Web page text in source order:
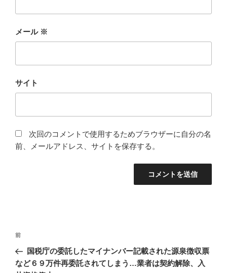
メール ※
サイト
次回のコメントで使用するためブラウザーに自分の名
前、メールアドレス、サイトを保存する。
投
ナ
前
の
投
前
国税庁の委託したマイナンバー記載された源泉徴収票
など６９万件再委託されてしまう…業者は契約解除、入